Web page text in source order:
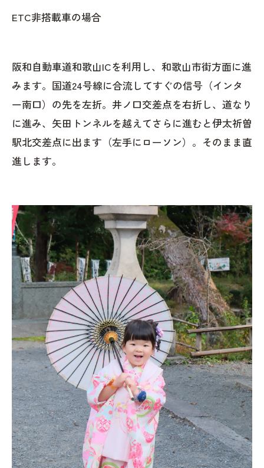
ETC非搭載車の場合
阪和自動車道和歌山ICを利用し、和歌山市街方面に進
みます。国道24号線に合流してすぐの信号（インタ
ー南口）の先を左折。井ノ口交差点を右折し、道なり
に進み、矢田トンネルを越えてさらに進むと伊太祈曽
駅北交差点に出ます（左手にローソン）。そのまま直
進します。